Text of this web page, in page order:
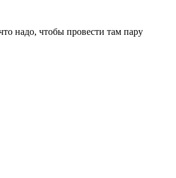
надо, чтобы провести там пару